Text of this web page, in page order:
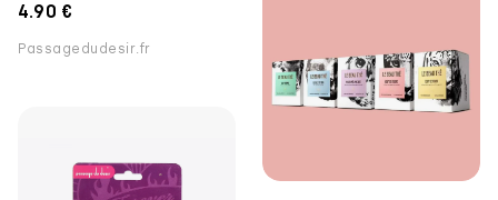
4.90 €
Passagedudesir.fr